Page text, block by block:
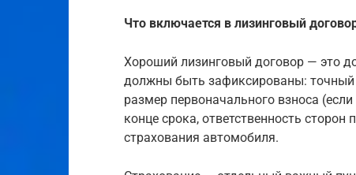
Что включается в лизинговый
Хороший лизинговый договор — это
должны быть зафиксированы: точный
размер первоначального взноса
конце срока, ответственность
страхования автомобиля.